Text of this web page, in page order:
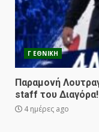
Γ ΕΘΝΙΚΗ
Παραμονή
staff του Διαγόρα!
4 ημέρες ago